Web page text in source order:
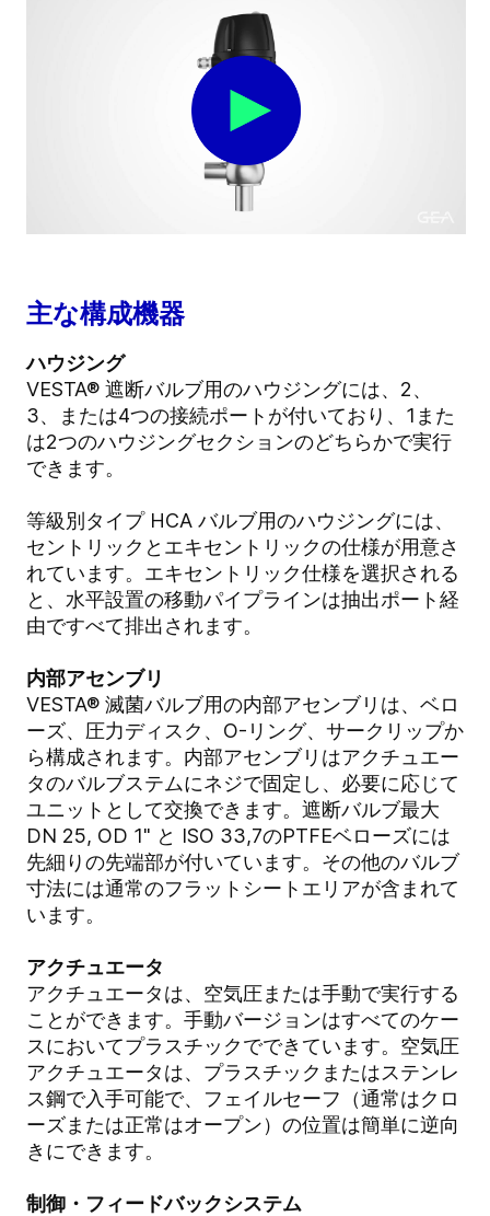
主な構成機器
ハウジング
VESTA® 遮断バルブ用のハウジングには、2、
3、または4つの接続ポートが付いており、1また
は2つのハウジングセクションのどちらかで実行
できます。
等級別タイプ HCA バルブ用のハウジングには、
セントリックとエキセントリックの仕様が用意さ
れています。エキセントリック仕様を選択される
と、水平設置の移動パイプラインは抽出ポート経
由ですべて排出されます。
内部アセンブリ
VESTA® 滅菌バルブ用の内部アセンブリは、ベロ
ーズ、圧力ディスク、O-リング、サークリップか
ら構成されます。内部アセンブリはアクチュエー
タのバルブステムにネジで固定し、必要に応じて
ユニットとして交換できます。遮断バルブ最大
DN 25, OD 1" と ISO 33,7のPTFEベローズには
先細りの先端部が付いています。その他のバルブ
寸法には通常のフラットシートエリアが含まれて
います。
アクチュエータ
アクチュエータは、空気圧または手動で実行する
ことができます。手動バージョンはすべてのケー
スにおいてプラスチックでできています。空気圧
アクチュエータは、プラスチックまたはステンレ
ス鋼で入手可能で、フェイルセーフ（通常はクロ
ーズまたは正常はオープン）の位置は簡単に逆向
きにできます。
制御・フィードバックシステム